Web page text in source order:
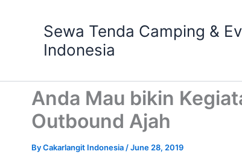
Sewa Tenda Camping &
Indonesia
Anda Mau bikin
Outbound Ajah
ByCakarlangit Indonesia /June 28, 2019